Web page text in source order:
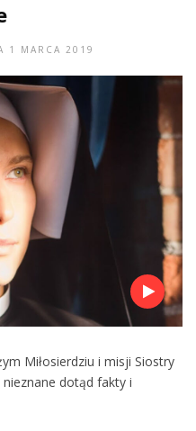
1 MARCA 2019
Miłosierdziu i misji Siostry
dotąd fakty i